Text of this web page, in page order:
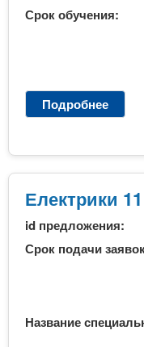
н
1
Срок обучения:
Подробнее
Е
е
к
т
р
и
к
к
л
Електрики
id предложения:
Срок подачи
Название